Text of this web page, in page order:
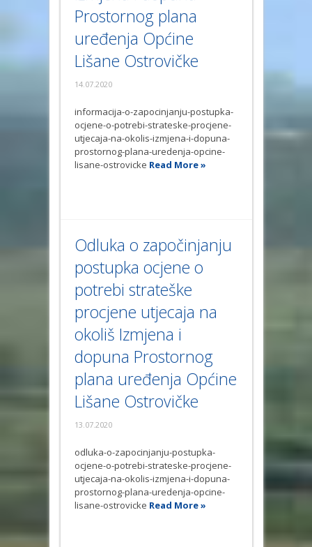
Prostornog plana
uređenja Općine
Lišane Ostrovičke
14.07.2020
informacija-o-zapocinjanju-postupka-
ocjene-o-potrebi-strateske-procjene-
utjecaja-na-okolis-izmjena-i-dopuna-
prostornog-plana-uredenja-opcine-
lisane-ostrovicke Read More »
Odluka o započinjanju
postupka ocjene o
potrebi strateške
procjene utjecaja na
okoliš Izmjena i
dopuna Prostornog
plana uređenja Općine
Lišane Ostrovičke
13.07.2020
odluka-o-zapocinjanju-postupka-
ocjene-o-potrebi-strateske-procjene-
utjecaja-na-okolis-izmjena-i-dopuna-
prostornog-plana-uredenja-opcine-
lisane-ostrovicke Read More »